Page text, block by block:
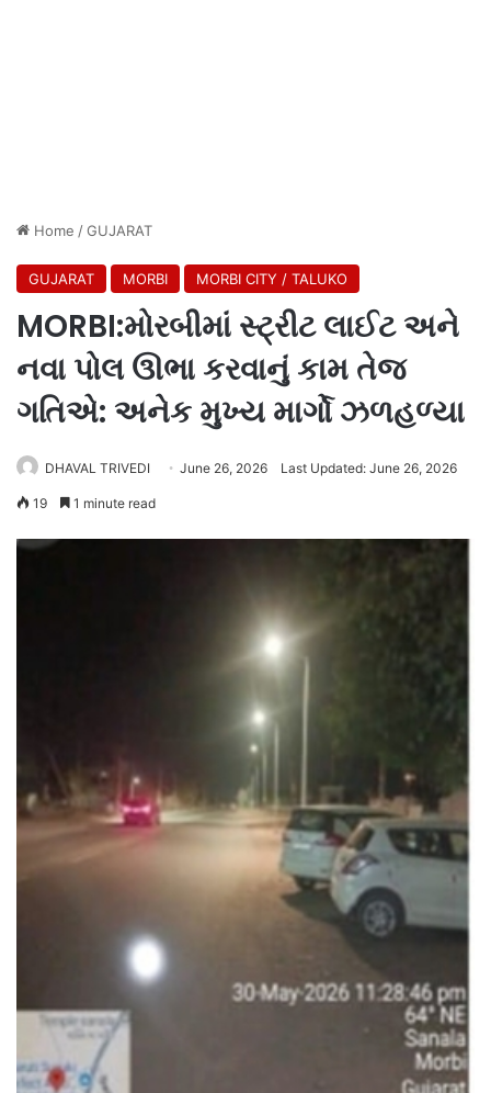
Home /GUJARAT
GUJARAT MORBI MORBI CITY / TALUKO
MORBI:મોરબીમાં સ્ટ્રીટ લાઈટ અને
નવા પોલ ઊભા કરવાનું કામ તેજ
ગતિએ: અનેક મુખ્ય માર્ગો ઝળહળ્યા
DHAVAL TRIVEDI June 26, 2026 Last Updated: June 26, 2026
19 1 minute read